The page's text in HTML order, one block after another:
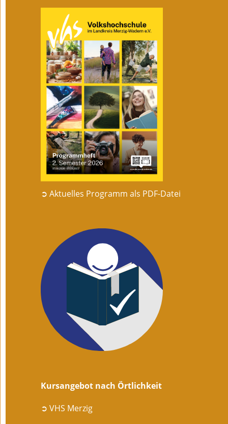
➲ Aktuelles Programm als PDF-Datei
Kursangebot nach Örtlichkeit
➲ VHS Merzig